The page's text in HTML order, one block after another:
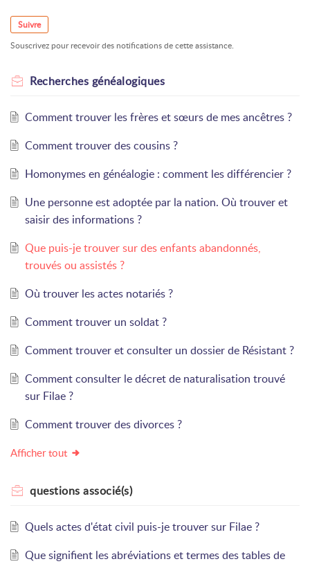
Suivre
Souscrivez pour recevoir des notifications de cette assistance.
Recherches généalogiques
Comment trouver les frères et sœurs de mes ancêtres ?
Comment trouver des cousins ?
Homonymes en généalogie : comment les différencier ?
Une personne est adoptée par la nation. Où trouver et
saisir des informations ?
Que puis-je trouver sur des enfants abandonnés,
trouvés ou assistés ?
Où trouver les actes notariés ?
Comment trouver un soldat ?
Comment trouver et consulter un dossier de Résistant ?
Comment consulter le décret de naturalisation trouvé
sur Filae ?
Comment trouver des divorces ?
Afficher tout
questions associé(s)
Quels actes d'état civil puis-je trouver sur Filae ?
Que signifient les abréviations et termes des tables de